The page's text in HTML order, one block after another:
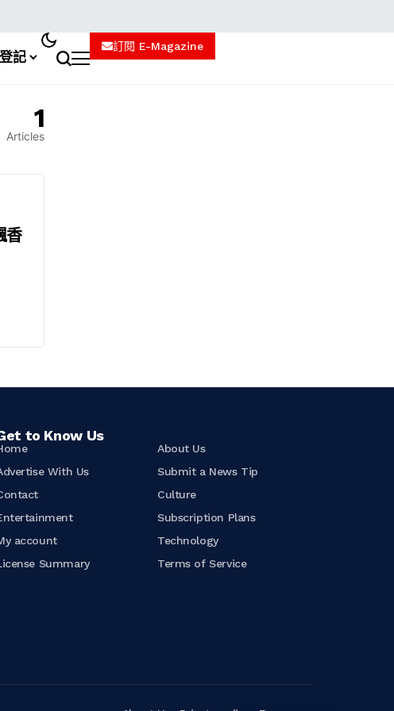
記
訂閱 E-Magazine
1
Articles
香
to Know Us
About Us
With Us
Submit a News Tip
Culture
Subscription Plans
account
Technology
Summary
Terms of Service